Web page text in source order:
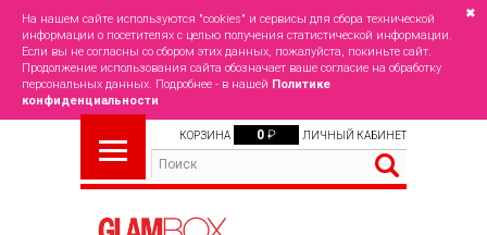
На нашем сайте используются "cookies" и сервисы для сбора технической
информации о посетителях с целью получения статистической информации.
Если вы не согласны со сбором этих данных, пожалуйста, покиньте сайт.
Продолжение использования сайта обозначает ваше согласие на обработку
персональных данных. Подробнее - в нашей Политике
конфиденциальности
✖
КОРЗИНА 0 ₽ ЛИЧНЫЙ КАБИНЕТ